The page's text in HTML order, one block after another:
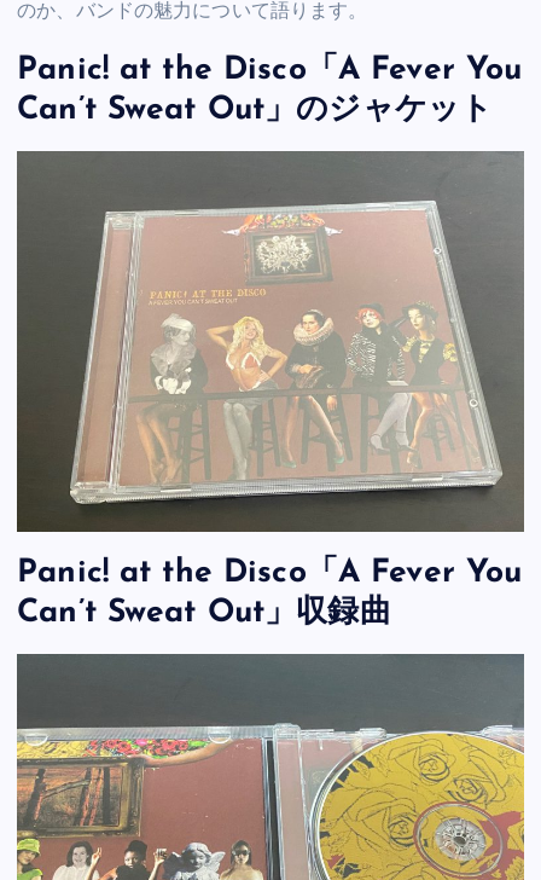
のか、バンドの魅力について語ります。
Panic! at the Disco「A Fever You
Can’t Sweat Out」のジャケット
Panic! at the Disco「A Fever You
Can’t Sweat Out」収録曲